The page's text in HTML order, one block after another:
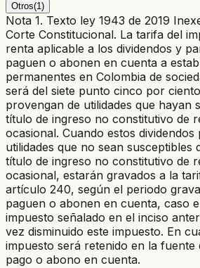
Otros(1)
Nota 1. Texto ley 1943 de 2019
Corte Constitucional. La tarifa del
renta aplicable a los dividendos y
paguen o abonen en cuenta a
permanentes en Colombia de
será del siete punto cinco por
provengan de utilidades que hayan
título de ingreso no constitutivo de
ocasional. Cuando estos dividendos
utilidades que no sean susceptibles
título de ingreso no constitutivo de
ocasional, estarán gravados a la
artículo 240, según el periodo
paguen o abonen en cuenta, caso
impuesto señalado en el inciso
vez disminuido este impuesto. En
impuesto será retenido en la fuente
pago o abono en cuenta.